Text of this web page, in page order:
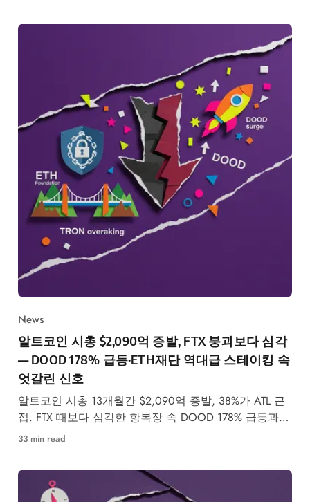
News
알트코인 시총 $2,090억 증발, FTX 붕괴보다 심각
— DOOD 178% 급등·ETH재단 역대급 스테이킹 속
엇갈린 신호
알트코인 시총 13개월간 $2,090억 증발, 38%가 ATL 근
접. FTX 때보다 심각한 항복장 속 DOOD 178% 급등과
ETH재단 역대급 스테이킹이 의미하는 것.
33 min read